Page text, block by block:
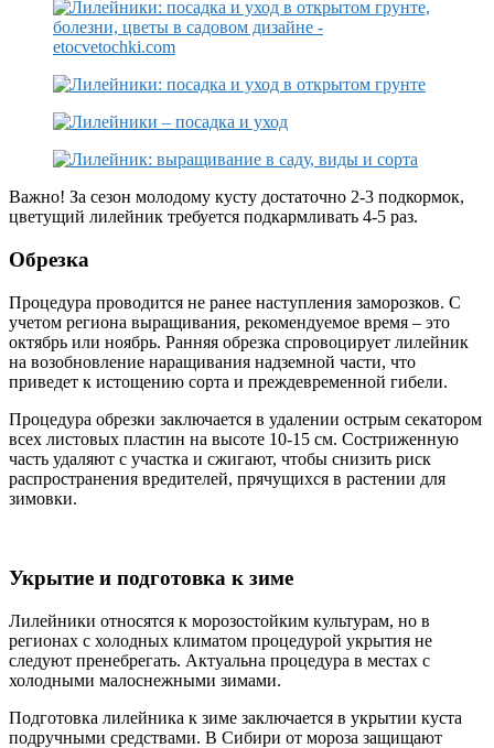
Важно! За сезон молодому кусту достаточно 2-3 подкормок,
цветущий лилейник требуется подкармливать 4-5 раз.
Обрезка
Процедура проводится не ранее наступления заморозков. С
учетом региона выращивания, рекомендуемое время – это
октябрь или ноябрь. Ранняя обрезка спровоцирует лилейник
на возобновление наращивания надземной части, что
приведет к истощению сорта и преждевременной гибели.
Процедура обрезки заключается в удалении острым секатором
всех листовых пластин на высоте 10-15 см. Состриженную
часть удаляют с участка и сжигают, чтобы снизить риск
распространения вредителей, прячущихся в растении для
зимовки.
Укрытие и подготовка к зиме
Лилейники относятся к морозостойким культурам, но в
регионах с холодных климатом процедурой укрытия не
следуют пренебрегать. Актуальна процедура в местах с
холодными малоснежными зимами.
Подготовка лилейника к зиме заключается в укрытии куста
подручными средствами. В Сибири от мороза защищают